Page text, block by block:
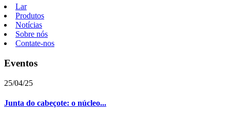
Lar
Produtos
Notícias
Sobre nós
Contate-nos
Eventos
25/04/25
Junta do cabeçote: o núcleo...